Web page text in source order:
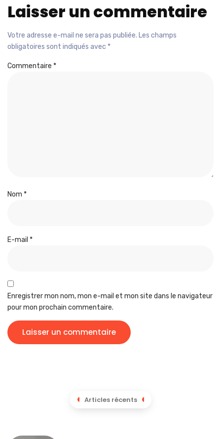
Laisser un commentaire
Votre adresse e-mail ne sera pas publiée. Les champs
obligatoires sont indiqués avec *
Commentaire *
Nom *
E-mail *
Enregistrer mon nom, mon e-mail et mon site dans le navigateur
pour mon prochain commentaire.
Articles récents